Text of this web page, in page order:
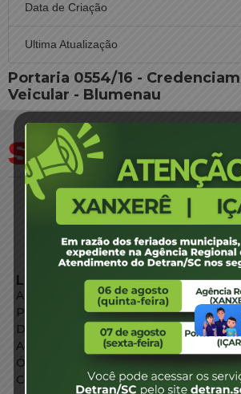
Data de Criação
Ultima Atualização
Portaria 0554/16 -
Veicular - Blumenau
LINKS EXTERNOS
Agência de Notícias
Portal de Serviços
Diário Oficial
Acesso à Informação
Órgãos do Governo
Conheça SC